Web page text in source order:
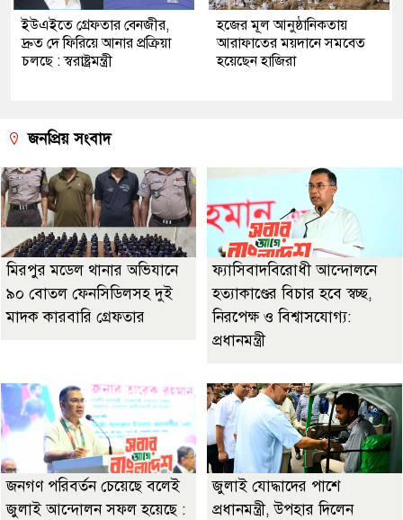
ইউএইতে গ্রেফতার বেনজীর,
দ্রুত দে ফিরিয়ে আনার প্রক্রিয়া
চলছে : স্বরাষ্ট্রমন্ত্রী
হজের মূল আনুষ্ঠানিকতায়
আরাফাতের ময়দানে সমবেত
হয়েছেন হাজিরা
জনপ্রিয় সংবাদ
মিরপুর মডেল থানার অভিযানে
৯০ বোতল ফেনসিডিলসহ দুই
মাদক কারবারি গ্রেফতার
ফ্যাসিবাদবিরোধী আন্দোলনে
হত্যাকাণ্ডের বিচার হবে স্বচ্ছ,
নিরপেক্ষ ও বিশ্বাসযোগ্য:
প্রধানমন্ত্রী
জনগণ পরিবর্তন চেয়েছে বলেই
জুলাই আন্দোলন সফল হয়েছে :
জুলাই যোদ্ধাদের পাশে
প্রধানমন্ত্রী, উপহার দিলেন